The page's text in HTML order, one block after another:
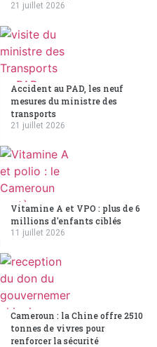
21 juillet 2026
Accident au PAD, les neuf
mesures du ministre des
transports
21 juillet 2026
Vitamine A et VPO : plus de 6
millions d'enfants ciblés
11 juillet 2026
Cameroun : la Chine offre 2510
tonnes de vivres pour
renforcer la sécurité